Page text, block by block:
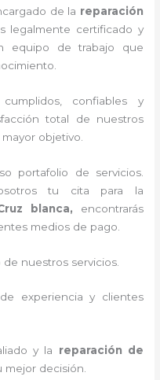
de la reparación
legalmente certificado y
equipo de trabajo que
confiables y
total de nuestros
mayor objetivo.
portafolio de servicios.
tu cita para la
blanca, encontrarás
medios de pago.
nuestros servicios.
experiencia y clientes
y la reparación de
mejor decisión.